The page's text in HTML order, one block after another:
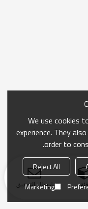
فئة ارسال التحقيق
We use cookies
experience. They
order to
Reject All
Marketing